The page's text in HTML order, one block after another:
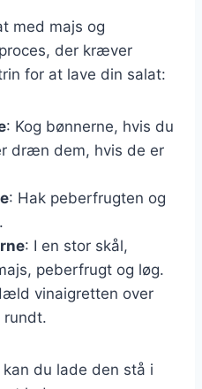
med majs og
der kræver
for at lave din salat:
: Kog bønnerne, hvis du
dræn dem, hvis de er
: Hak peberfrugten og
: I en stor skål,
peberfrugt og løg.
vinaigretten over
rundt.
du lade den stå i